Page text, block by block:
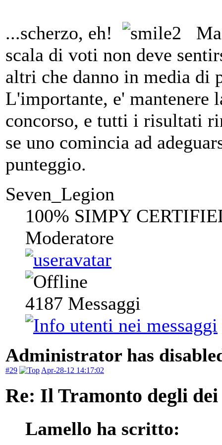
...scherzo, eh!
Ma
scala di voti non deve
altri che danno in media di
L'importante, e' mantenere
concorso, e tutti i risultati
se uno comincia ad
punteggio.
Seven_Legion
100% SIMPY
Moderatore
4187 Messaggi
Administrator has
#29 Apr-28-12 14:17:02
Re: Il Tramonto degli dei
Lamello ha scritto: